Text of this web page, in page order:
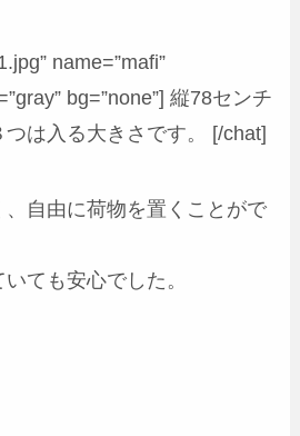
name=”mafi”
bg=”none”] 縦78センチ
は入る大きさです。 [/chat]
自由に荷物を置くことがで
ても安心でした。